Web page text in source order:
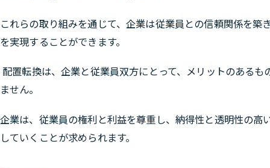
これらの取り組みを通じて、企業は従業員との信頼関係を築
を実現することができます。
配置転換は、企業と従業員双方にとって、メリットのあるも
ません。
企業は、従業員の権利と利益を尊重し、納得性と透明性の高
していくことが求められます。